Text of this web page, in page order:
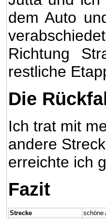
dem Auto
Richtung
restliche
Die
Ich trat mit
andere
erreichte ich
Fazit
Strecke
schöne